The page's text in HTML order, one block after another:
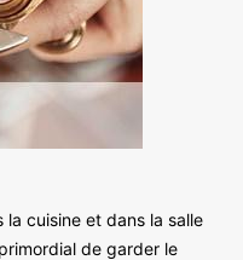
la cuisine et dans la salle
de garder le